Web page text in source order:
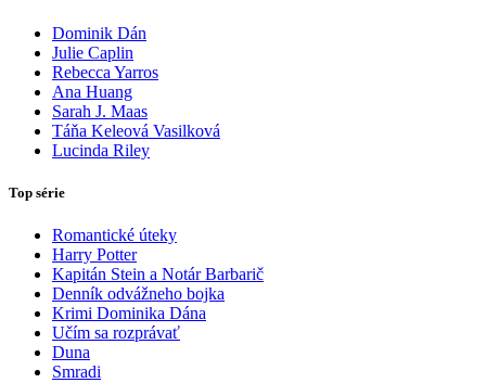
Dominik Dán
Julie Caplin
Rebecca Yarros
Ana Huang
Sarah J. Maas
Táňa Keleová Vasilková
Lucinda Riley
Top série
Romantické úteky
Harry Potter
Kapitán Stein a Notár Barbarič
Denník odvážneho bojka
Krimi Dominika Dána
Učím sa rozprávať
Duna
Smradi